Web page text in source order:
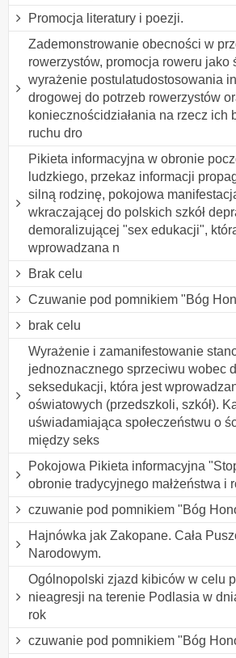
Promocja literatury i poezji.
Zademonstrowanie obecności w
rowerzystów, promocja roweru jako
wyrażenie postulatudostosowania
drogowej do potrzeb rowerzystów
koniecznościdziałania na rzecz ich
ruchu dro
Pikieta informacyjna w obronie
ludzkiego, przekaz informacji
silną rodzinę, pokojowa
wkraczającej do polskich szkół
demoralizującej "sex edukacji",
wprowadzana n
Brak celu
Czuwanie pod pomnikiem "Bóg
brak celu
Wyrażenie i zamanifestowanie
jednoznacznego sprzeciwu wobec
seksedukacji, która jest
oświatowych (przedszkoli, szkół).
uświadamiająca społeczeństwu o
między seks
Pokojowa Pikieta informacyjna
obronie tradycyjnego małżeństwa i
czuwanie pod pomnikiem "Bóg
Hajnówka jak Zakopane. Cała
Narodowym.
Ogólnopolski zjazd kibiców w celu
nieagresji na terenie Podlasia w
rok
czuwanie pod pomnikiem "Bóg